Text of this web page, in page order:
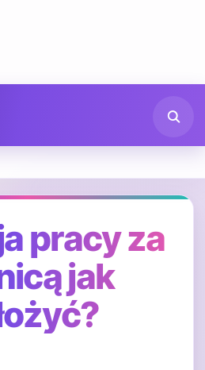
pracy za
jak